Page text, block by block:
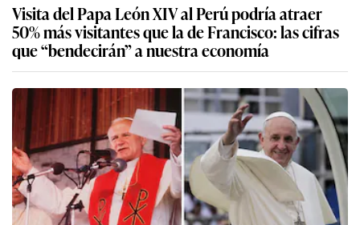
Visita del Papa León XIV al Perú podría atraer
50% más visitantes que la de Francisco: las cifras
que “bendecirán” a nuestra economía